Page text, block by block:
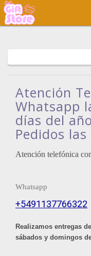
Atención
Whatsapp
días del año
Pedidos las
Atención telefónica
Whatsapp
+5491137766322
Realizamos entregas
sábados y domingos